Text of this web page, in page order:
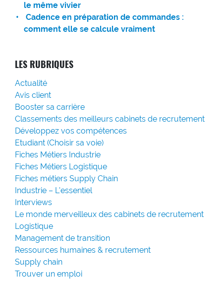
le même vivier
Cadence en préparation de commandes :
comment elle se calcule vraiment
LES RUBRIQUES
Actualité
Avis client
Booster sa carrière
Classements des meilleurs cabinets de recrutement
Développez vos compétences
Etudiant (Choisir sa voie)
Fiches Métiers Industrie
Fiches Métiers Logistique
Fiches métiers Supply Chain
Industrie – L'essentiel
Interviews
Le monde merveilleux des cabinets de recrutement
Logistique
Management de transition
Ressources humaines & recrutement
Supply chain
Trouver un emploi